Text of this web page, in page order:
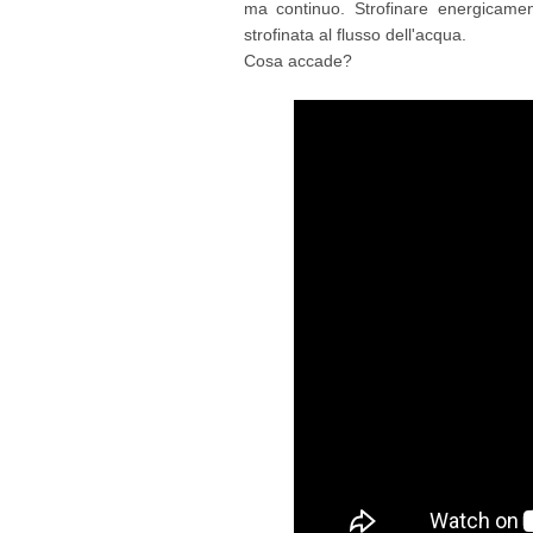
ma continuo. Strofinare
strofinata al flusso dell'acqua.
Cosa accade?